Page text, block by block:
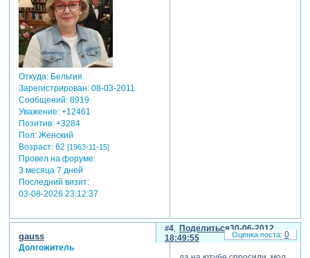
Откуда:Бельгия.
Зарегистрирован: 08-03-2011
Сообщений:8919
Уважение: +12461
Позитив: +3284
Пол:Женский
Возраст:62 [1963-11-15]
Провел на форуме:
3 месяца 7 дней
Последний визит:
03-08-2026 23:12:37
Поделиться
4
30-06-2012
18:49:55
gauss
Долгожитель
0